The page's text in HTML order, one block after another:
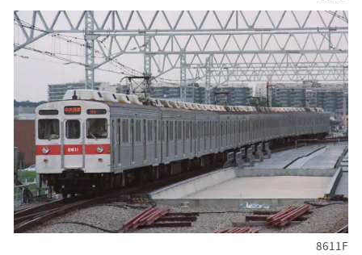
8611F